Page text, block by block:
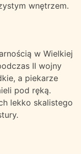
wnętrzem.
w Wielkiej
II wojny
a piekarze
pod ręką.
lekko skalistego